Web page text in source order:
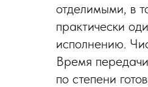
отделимыми, в
практически
исполнению.
Время
по степени